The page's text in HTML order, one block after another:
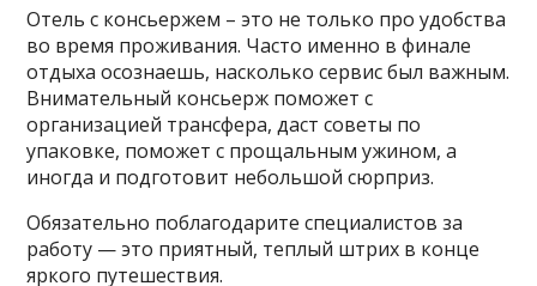
Отель с консьержем – это не только про удобства
во время проживания. Часто именно в финале
отдыха осознаешь, насколько сервис был важным.
Внимательный консьерж поможет с
организацией трансфера, даст советы по
упаковке, поможет с прощальным ужином, а
иногда и подготовит небольшой сюрприз.
Обязательно поблагодарите специалистов за
работу — это приятный, теплый штрих в конце
яркого путешествия.